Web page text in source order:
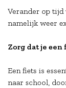
Verander op tijd
namelijk weer
Zorg dat je een
Een fiets is
naar school,